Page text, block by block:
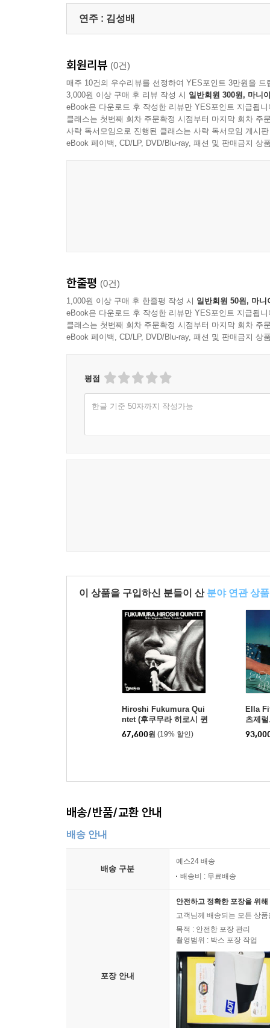
연주 : 김성배
회원리뷰 (0건)
매주 10건의 우수리뷰를 선정하여 YES포인트 3만원을 드
3,000원 이상 구매 후 리뷰 작성 시 일반회원 300원, 마니
eBook은 다운로드 후 작성한 리뷰만 YES포인트 지급됩니
클래스는 첫번째 회차 주문확정 시점부터 마지막 회차 주
사락 독서모임으로 진행된 클래스는 사락 독서모임 게시
eBook 페이백, CD/LP, DVD/Blu-ray, 패션 및 판매금지 상
한줄평 (0건)
1,000원 이상 구매 후 한줄평 작성 시 일반회원 50원, 마니
eBook은 다운로드 후 작성한 리뷰만 YES포인트 지급됩니
클래스는 첫번째 회차 주문확정 시점부터 마지막 회차 주
eBook 페이백, CD/LP, DVD/Blu-ray, 패션 및 판매금지 상
평점
한글 기준 50자까지 작성가능
이 상품을 구입하신 분들이 산 분야 연관 상품
Hiroshi Fukumura Qui
ntet (후쿠무라 히로시 퀸
텟) - Morning Flight [L
P]
67,600원 (19% 할인)
Ella
츠제
Book
배송/반품/교환 안내
배송 안내
배송 구분
예스24 배송
배송비 : 무료배송
포장 안내
안전하고 정확한 포장을 위
고객님께 배송되는 모든 상
목적 : 안전한 포장 관리
촬영범위 : 박스 포장 작업